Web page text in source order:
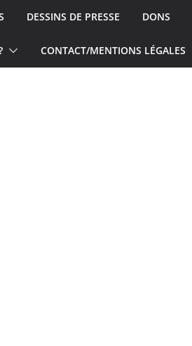
DESSINS DE PRESSE DONS
CONTACT/MENTIONS LÉGALES